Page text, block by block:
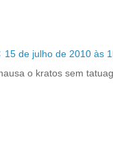
15 de julho de 2010 às
o kratos sem